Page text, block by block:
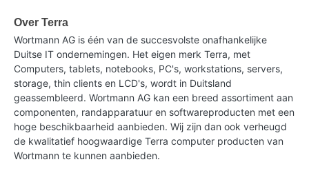
Over Terra
Wortmann AG is één van de succesvolste onafhankelijke
Duitse IT ondernemingen. Het eigen merk Terra, met
Computers, tablets, notebooks, PC's, workstations, servers,
storage, thin clients en LCD's, wordt in Duitsland
geassembleerd. Wortmann AG kan een breed assortiment aan
componenten, randapparatuur en softwareproducten met een
hoge beschikbaarheid aanbieden. Wij zijn dan ook verheugd
de kwalitatief hoogwaardige Terra computer producten van
Wortmann te kunnen aanbieden.